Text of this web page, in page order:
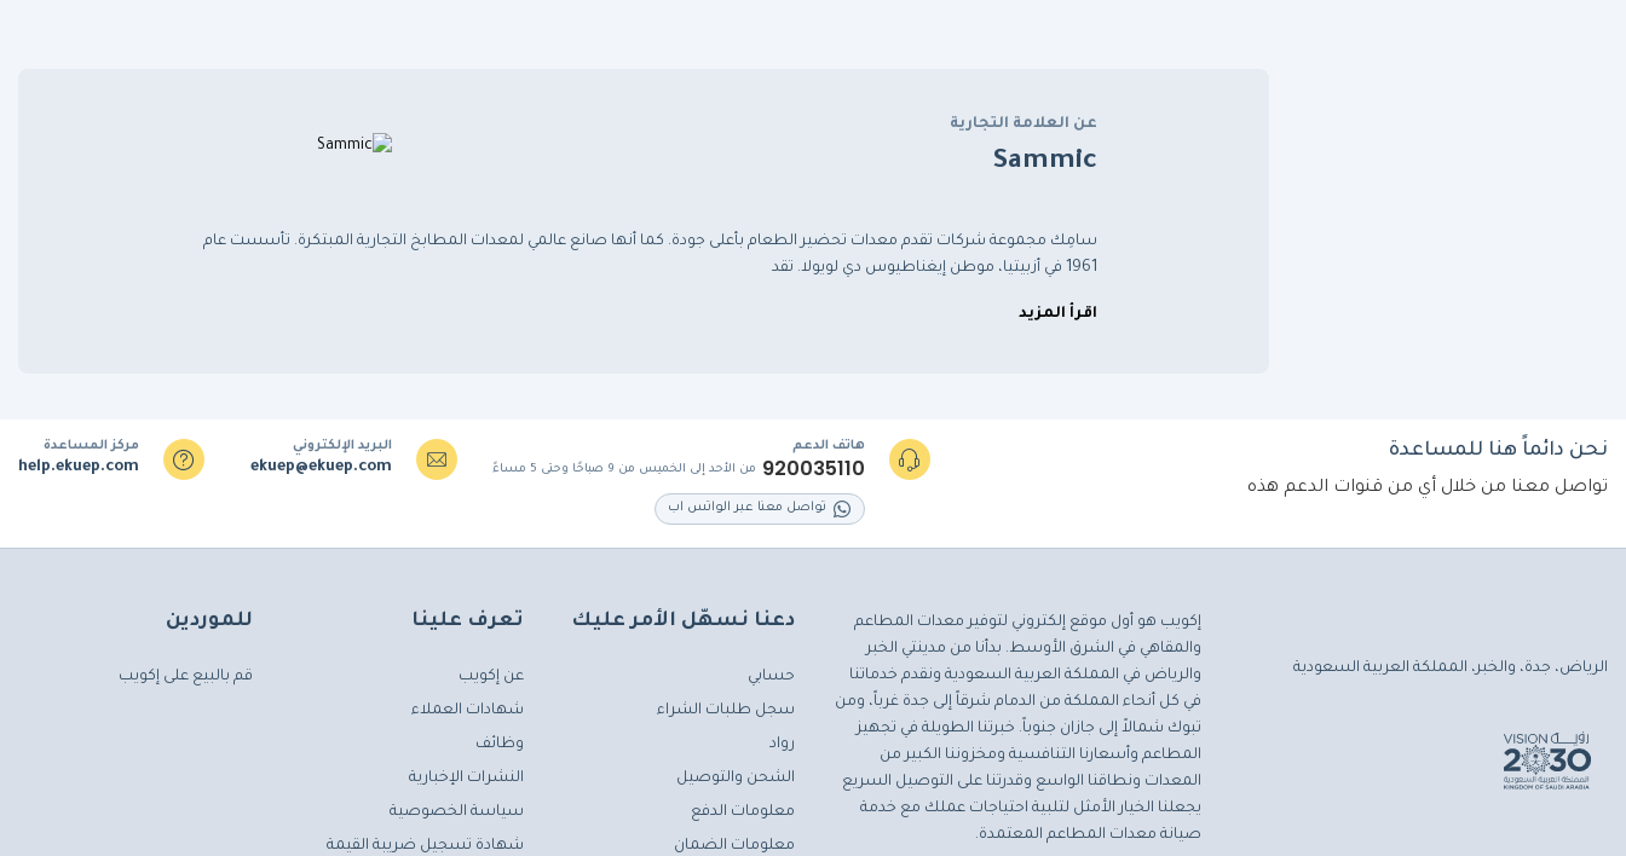
عن العلامة التجارية
Sammic
سامِك مجموعة شركات تقدم معدات تحضير الطعام بأعلى جودة. كما أنها صانع عالمي لمعدات المطابخ التجارية المبتكرة. تأسست عام
1961 في أزبيتيا، موطن إيغناطيوس دي لويولا. تقد
اقرأ المزيد
نحن دائماً هنا للمساعدة
تواصل معنا من خلال أي من قنوات الدعم هذه
هاتف الدعم
920035110 من الأحد إلى الخميس من 9 صباحًا وحتى 5 مساءً
تواصل معنا عبر الواتس اب
البريد الإلكتروني
ekuep@ekuep.com
مركز المساعدة
help.ekuep.com
الرياض، جدة، والخبر، المملكة العربية السعودية
إكويب هو أول موقع إلكتروني لتوفير معدات المطاعم
والمقاهي في الشرق الأوسط. بدأنا من مدينتي الخبر
والرياض في المملكة العربية السعودية ونقدم خدماتنا
في كل أنحاء المملكة من الدمام شرقاً إلى جدة غرباً، ومن
تبوك شمالاً إلى جازان جنوباً. خبرتنا الطويلة في تجهيز
المطاعم وأسعارنا التنافسية ومخزوننا الكبير من
المعدات ونطاقنا الواسع وقدرتنا على التوصيل السريع
يجعلنا الخيار الأمثل لتلبية احتياجات عملك مع خدمة
صيانة معدات المطاعم المعتمدة.
دعنا نسهّل الأمر عليك
حسابي
سجل طلبات الشراء
رواد
الشحن والتوصيل
معلومات الدفع
معلومات الضمان
تعرف علينا
عن إكويب
شهادات العملاء
وظائف
النشرات الإخبارية
سياسة الخصوصية
شهادة تسجيل ضريبة القيمة
للموردين
قم بالبيع على إكويب